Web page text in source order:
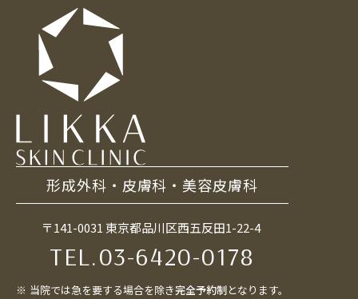
形成外科・皮膚科・美容皮膚科
〒141-0031 東京都品川区西五反田1-22-4
TEL.03-6420-0178
当院では急を要する場合を除き完全予約制となります。